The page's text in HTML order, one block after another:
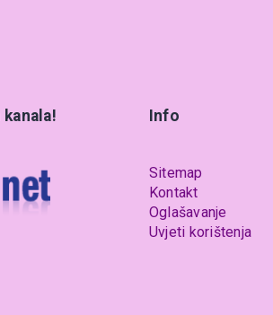
Info
Sitemap
Kontakt
Oglašavanje
Uvjeti korištenja